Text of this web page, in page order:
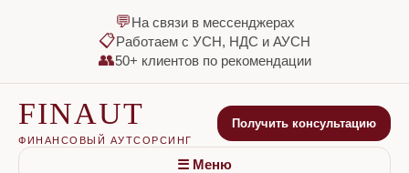
💬На связи в мессенджерах
📋Работаем с УСН, НДС и АУСН
👥50+ клиентов по рекомендации
FINAUT
ФИНАНСОВЫЙ АУТСОРСИНГ
Получить консультацию
☰ Меню